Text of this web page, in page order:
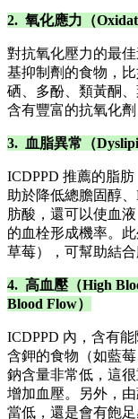
2. 氧化應力（
對抗氧化壓力的最
基抑制劑的食物，
硒、多酚、類黃酮
含有豐富的抗氧化
3. 血脂異常（
ICDPPD 推薦的脂
助於降低總膽固醇
肪酸，還可以使血
的血栓形成機率。
草莓），可幫助結
4. 高血壓（High
Blood Flow）
ICDPPD 內，含有能
含鉀的食物（如藍
鈉含量非常低，這
增加血壓。另外，
當低，還是會有飽足